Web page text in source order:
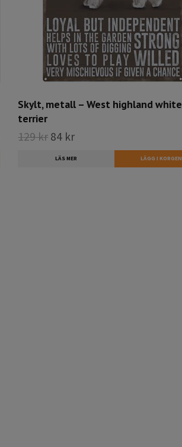
Skylt, metall – West highland white
terrier
129 kr 84 kr
LÄS MER